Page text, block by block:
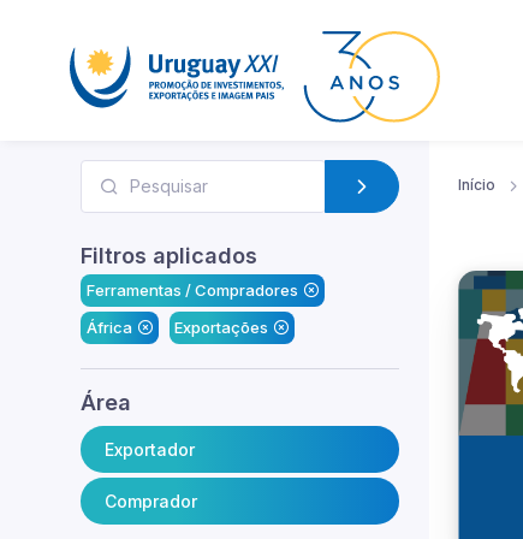
Filtros aplicados
Ferramentas / Compradores
África
Exportações
Área
Exportador
Comprador
Início